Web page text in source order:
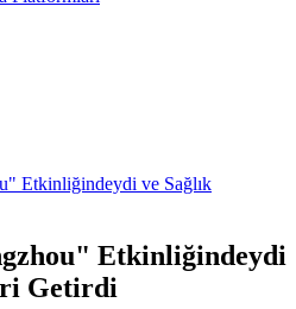
Etkinliğindeydi ve Sağlık
Etkinliğindeydi
Getirdi